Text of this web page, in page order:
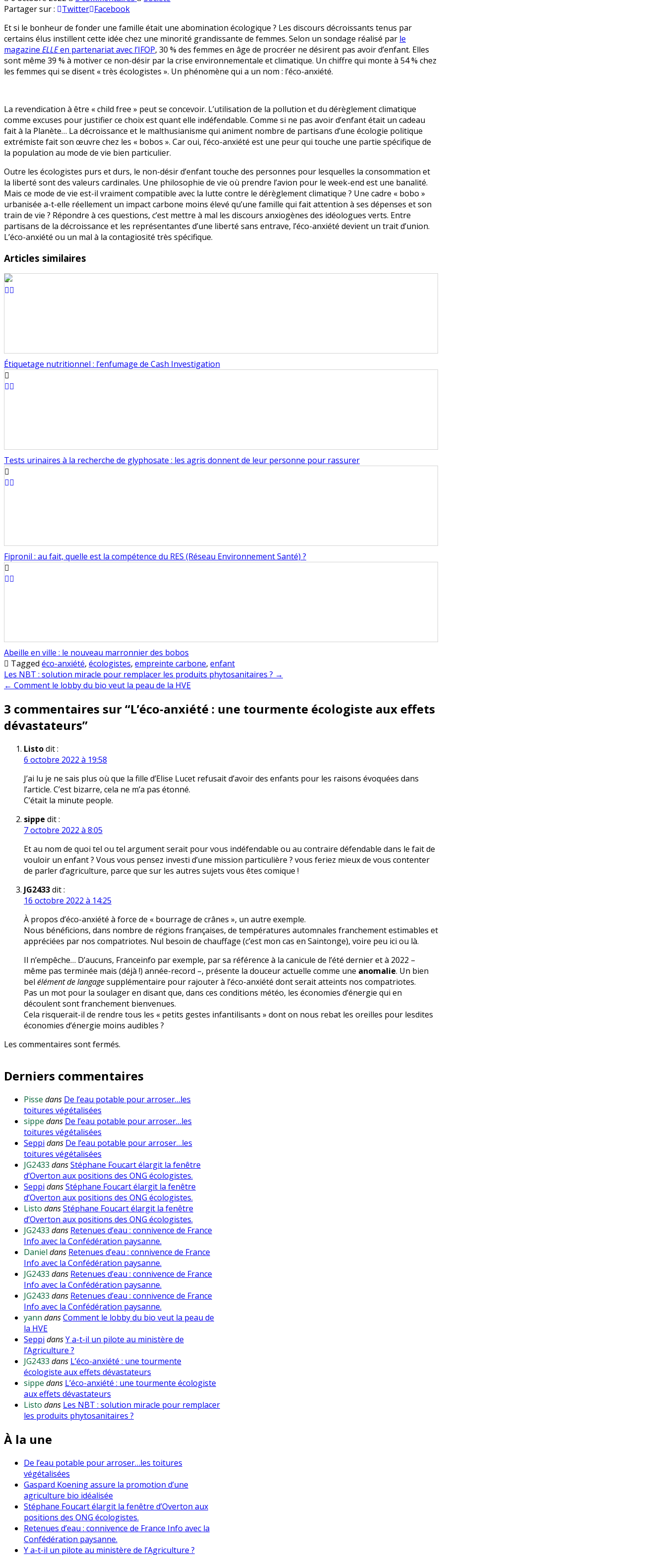
une
tourmente
écologiste
aux
effets
Partager sur :
Twitter Facebook
Et si le bonheur de fonder une famille était une abomination écologique ? Les discours décroissants tenus par
certains élus instillent cette idée chez une minorité grandissante de femmes. Selon un sondage réalisé par le
magazine ELLEen partenariat avec l’IFOP, 30 % des femmes en âge de procréer ne désirent pas avoir d’enfant. Elles
sont même 39 % à motiver ce non-désir par la crise environnementale et climatique. Un chiffre qui monte à 54 % chez
les femmes qui se disent « très écologistes ». Un phénomène qui a un nom : l’éco-anxiété.
La revendication à être « child free » peut se concevoir. L’utilisation de la pollution et du dérèglement climatique
comme excuses pour justifier ce choix est quant elle indéfendable. Comme si ne pas avoir d’enfant était un cadeau
fait à la Planète… La décroissance et le malthusianisme qui animent nombre de partisans d’une écologie politique
extrémiste fait son œuvre chez les « bobos ». Car oui, l’éco-anxiété est une peur qui touche une partie spécifique de
la population au mode de vie bien particulier.
Outre les écologistes purs et durs, le non-désir d’enfant touche des personnes pour lesquelles la consommation et
la liberté sont des valeurs cardinales. Une philosophie de vie où prendre l’avion pour le week-end est une banalité.
Mais ce mode de vie est-il vraiment compatible avec la lutte contre le dérèglement climatique ? Une cadre « bobo »
urbanisée a-t-elle réellement un impact carbone moins élevé qu’une famille qui fait attention à ses dépenses et son
train de vie ? Répondre à ces questions, c’est mettre à mal les discours anxiogènes des idéologues verts. Entre
partisans de la décroissance et les représentantes d’une liberté sans entrave, l’éco-anxiété devient un trait d’union.
L’éco-anxiété ou un mal à la contagiosité très spécifique.
Articles similaires
Étiquetage nutritionnel : l’enfumage de Cash Investigation
Tests urinaires à la recherche de glyphosate : les agris donnent de leur personne pour rassurer
Fipronil : au fait, quelle est la compétence du RES (Réseau Environnement Santé) ?
Abeille en ville : le nouveau marronnier des bobos
Tagged éco-anxiété, écologistes, empreinte carbone, enfant
Navigation
de
l’article
Les NBT : solution miracle pour remplacer les produits phytosanitaires ? →
← Comment le lobby du bio veut la peau de la HVE
3 commentaires sur “L’éco-anxiété : une tourmente écologiste aux effets
dévastateurs”
Listodit :
6 octobre 2022 à 19:58
J’ai lu je ne sais plus où que la fille d’Elise Lucet refusait d’avoir des enfants pour les raisons évoquées dans
l’article. C’est bizarre, cela ne m’a pas étonné.
C’était la minute people.
sippe dit :
7 octobre 2022 à 8:05
Et au nom de quoi tel ou tel argument serait pour vous indéfendable ou au contraire défendable dans le fait de
vouloir un enfant ? Vous vous pensez investi d’une mission particulière ? vous feriez mieux de vous contenter
de parler d’agriculture, parce que sur les autres sujets vous êtes comique !
JG2433dit :
16 octobre 2022 à 14:25
À propos d’éco-anxiété à force de « bourrage de crânes », un autre exemple.
Nous bénéficions, dans nombre de régions françaises, de températures automnales franchement estimables et
appréciées par nos compatriotes. Nul besoin de chauffage (c’est mon cas en Saintonge), voire peu ici ou là.
Il n’empêche… D’aucuns, Franceinfo par exemple, par sa référence à la canicule de l’été dernier et à 2022 –
même pas terminée mais (déjà !) année-record –, présente la douceur actuelle comme une anomalie. Un bien
bel élément de langagesupplémentaire pour rajouter à l’éco-anxiété dont serait atteints nos compatriotes.
Pas un mot pour la soulager en disant que, dans ces conditions météo, les économies d’énergie qui en
découlent sont franchement bienvenues.
Cela risquerait-il de rendre tous les « petits gestes infantilisants » dont on nous rebat les oreilles pour lesdites
économies d’énergie moins audibles ?
Les commentaires sont fermés.
Derniers commentaires
Pisse dans De l’eau potable pour arroser…les
toitures végétalisées
sippe dans De l’eau potable pour arroser…les
toitures végétalisées
Seppi dans De l’eau potable pour arroser…les
toitures végétalisées
JG2433 dansStéphane Foucart élargit la fenêtre
d’Overton aux positions des ONG écologistes.
Seppi dansStéphane Foucart élargit la fenêtre
d’Overton aux positions des ONG écologistes.
Listo dansStéphane Foucart élargit la fenêtre
d’Overton aux positions des ONG écologistes.
JG2433 dans Retenues d’eau : connivence de France
Info avec la Confédération paysanne.
Daniel dans Retenues d’eau : connivence de France
Info avec la Confédération paysanne.
JG2433 dans Retenues d’eau : connivence de France
Info avec la Confédération paysanne.
JG2433 dans Retenues d’eau : connivence de France
Info avec la Confédération paysanne.
yann dansComment le lobby du bio veut la peau de
la HVE
Seppi dansY a-t-il un pilote au ministère de
l’Agriculture ?
JG2433 dans L’éco-anxiété : une tourmente
écologiste aux effets dévastateurs
sippe dans L’éco-anxiété : une tourmente écologiste
aux effets dévastateurs
Listo dans Les NBT : solution miracle pour remplacer
les produits phytosanitaires ?
À la une
De l’eau potable pour arroser…les toitures
végétalisées
Gaspard Koening assure la promotion d’une
agriculture bio idéalisée
Stéphane Foucart élargit la fenêtre d’Overton aux
positions des ONG écologistes.
Retenues d’eau : connivence de France Info avec la
Confédération paysanne.
Y a-t-il un pilote au ministère de l’Agriculture ?